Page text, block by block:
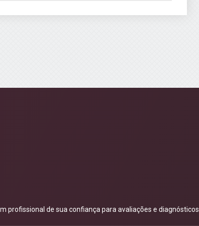
profissional de sua confiança para avaliações e diagnósticos.